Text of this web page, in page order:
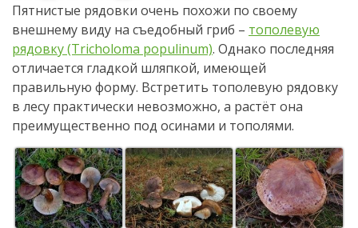
Пятнистые рядовки очень похожи по своему
внешнему виду на съедобный гриб – тополевую
рядовку (Tricholoma populinum). Однако последняя
отличается гладкой шляпкой, имеющей
правильную форму. Встретить тополевую рядовку
в лесу практически невозможно, а растёт она
преимущественно под осинами и тополями.